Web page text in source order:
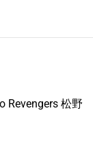
Revengers 松野